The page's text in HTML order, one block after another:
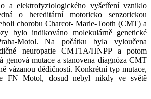
a elektrofyziologického vyšetření vzniklo
o hereditární motoricko senzorickou
chorobu Charcot- Marie-Tooth (CMT) a
bylo indikováno molekulárně genetické
Motol. Na počátku byla vyloučena
neuropatie CMT1A/HNPP a potom
genová mutace a stanovena diagnóza CMT
vázanou dědičností. Konkrétní typ mutace,
FN Motol, dosud nebyl nikdy ve světě